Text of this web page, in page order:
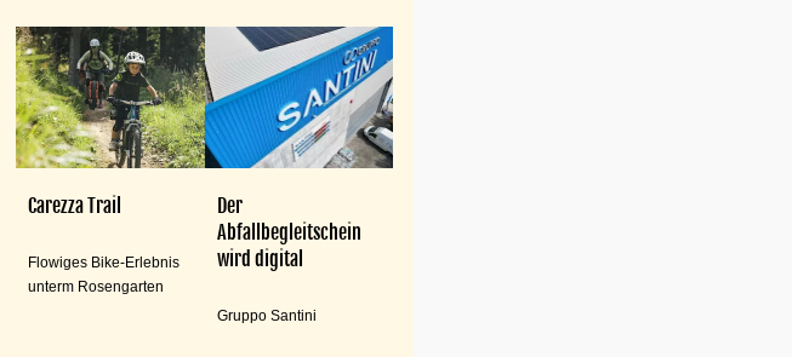
Carezza Trail
Flowiges Bike-Erlebnis
unterm Rosengarten
Der
Abfallbegleitschein
wird digital
Gruppo Santini